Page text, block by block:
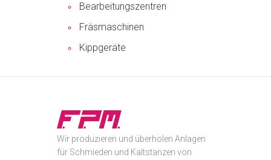
Bearbeitungszentren
Fräsmaschinen
Kippgeräte
Wir produzieren und überholen Anlagen
für Schmieden und Kaltstanzen von